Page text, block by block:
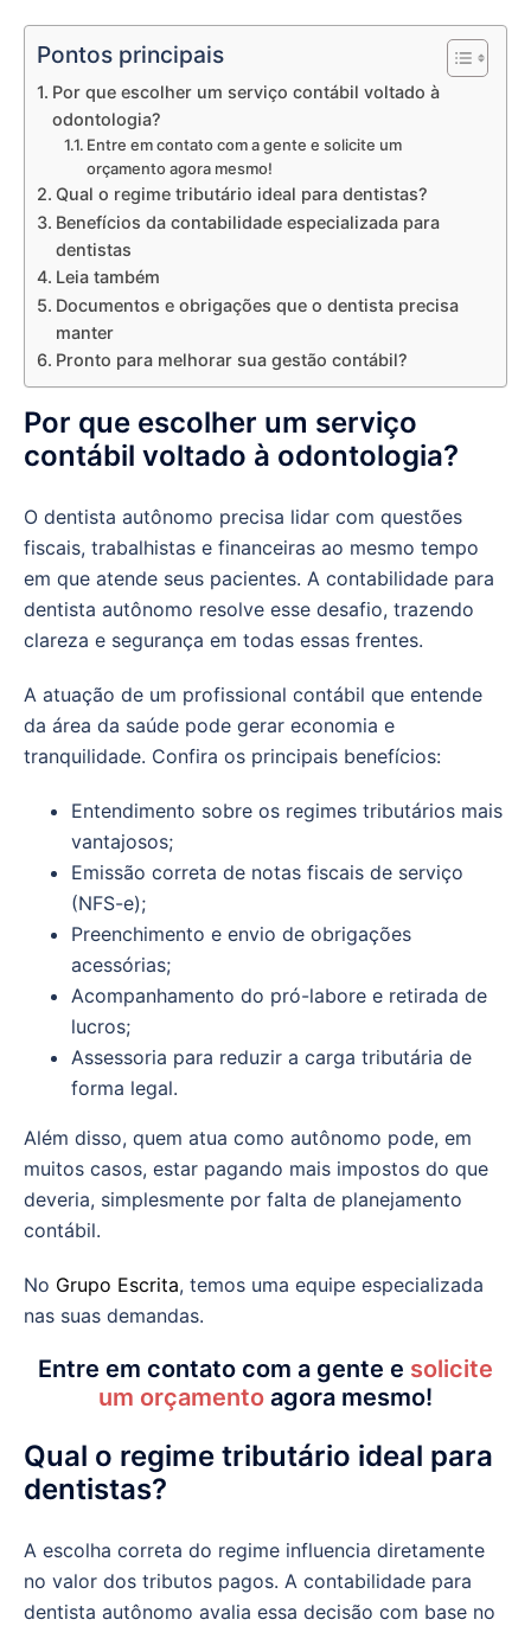
Pontos principais
Por que escolher um serviço contábil voltado à
odontologia?
Entre em contato com a gente e solicite um
orçamento agora mesmo!
Qual o regime tributário ideal para dentistas?
Benefícios da contabilidade especializada para
dentistas
Leia também
Documentos e obrigações que o dentista precisa
manter
Pronto para melhorar sua gestão contábil?
Por que escolher um serviço
contábil voltado à odontologia?
O dentista autônomo precisa lidar com questões
fiscais, trabalhistas e financeiras ao mesmo tempo
em que atende seus pacientes. A contabilidade para
dentista autônomo resolve esse desafio, trazendo
clareza e segurança em todas essas frentes.
A atuação de um profissional contábil que entende
da área da saúde pode gerar economia e
tranquilidade. Confira os principais benefícios:
Entendimento sobre os regimes tributários mais
vantajosos;
Emissão correta de notas fiscais de serviço
(NFS-e);
Preenchimento e envio de obrigações
acessórias;
Acompanhamento do pró-labore e retirada de
lucros;
Assessoria para reduzir a carga tributária de
forma legal.
Além disso, quem atua como autônomo pode, em
muitos casos, estar pagando mais impostos do que
deveria, simplesmente por falta de planejamento
contábil.
No Grupo Escrita, temos uma equipe especializada
nas suas demandas.
Entre em contato com a gente e solicite
um orçamento agora mesmo!
Qual o regime tributário ideal para
dentistas?
A escolha correta do regime influencia diretamente
no valor dos tributos pagos. A contabilidade para
dentista autônomo avalia essa decisão com base no